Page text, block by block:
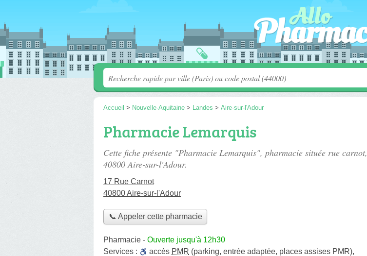
Accueil > Nouvelle-Aquitaine > Landes > Aire-sur-l'Adour
Pharmacie Lemarquis
Cette fiche présente "Pharmacie Lemarquis", pharmacie située rue carnot,
40800 Aire-sur-l'Adour.
17 Rue Carnot
40800 Aire-sur-l'Adour
📞 Appeler cette pharmacie
Pharmacie - Ouverte jusqu'à 12h30
Services :
accès PMR (parking, entrée adaptée, places assises PMR),